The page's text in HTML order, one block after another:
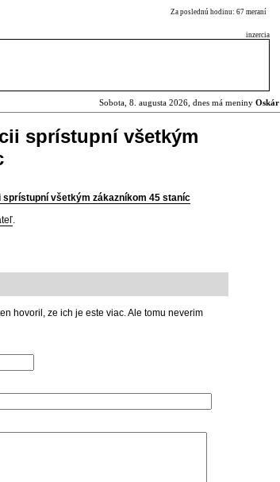
Za poslednú hodinu: 67 meraní
inzercia
Sobota, 8. augusta 2026, dnes má meniny Oskár
sprístupní všetkým
sprístupní všetkým zákazníkom 45 staníc
.
hovoril, ze ich je este viac. Ale tomu neverim